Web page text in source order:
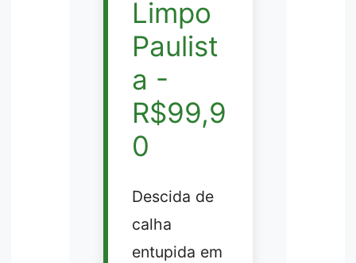
Limpo
Paulist
a -
R$99,9
0
Descida de
calha
entupida em